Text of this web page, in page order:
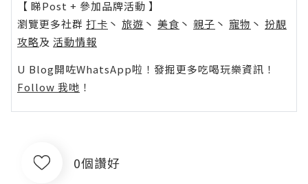
【 睇Post + 參加品牌活動 】
瀏覽更多社群 打卡 丶 旅遊 丶 美食 丶 親子 丶 寵物 丶 扮靚
攻略及 活動情報
U Blog開咗WhatsApp啦！發掘更多吃喝玩樂資訊！
Follow 我哋 ！
0個讚好